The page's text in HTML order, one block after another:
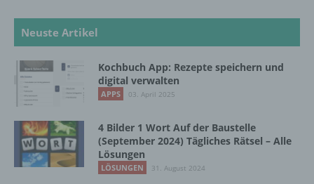
Neuste Artikel
Kochbuch App: Rezepte speichern und
digital verwalten
APPS 03. April 2025
4 Bilder 1 Wort Auf der Baustelle
(September 2024) Tägliches Rätsel – Alle
Lösungen
LÖSUNGEN 31. August 2024
das Recht der Mitgliedstaaten vorgegeben,
Kriterien seiner Benennung nach dem
Unionsrecht oder dem Recht der
Mitgliedstaaten vorgesehen werden.
h) Auftragsverarbeiter